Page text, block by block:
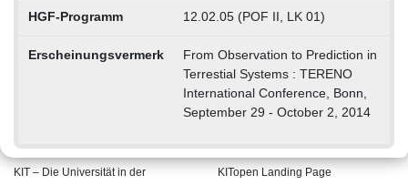
HGF-Programm 12.02.05 (POF II, LK 01)
Erscheinungsvermerk
From Observation to Prediction in
Terrestial Systems : TERENO
International Conference, Bonn,
September 29 - October 2, 2014
KIT – Die Universität in der
KITopen Landing Page